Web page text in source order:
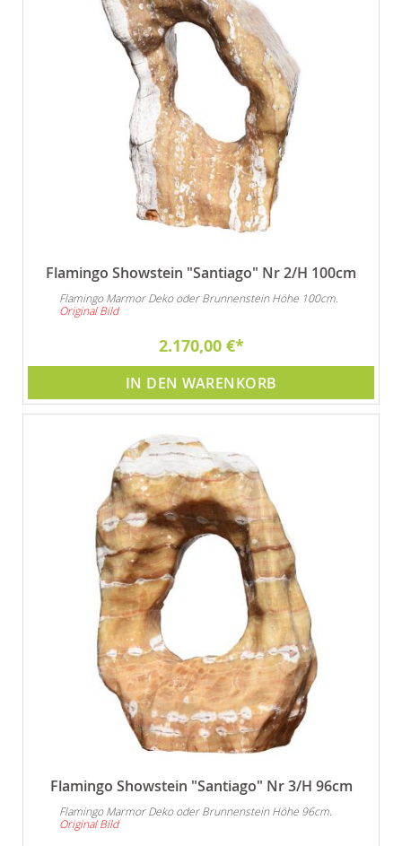
Flamingo Showstein "Santiago" Nr 2/H 100cm
Flamingo Marmor Deko oder Brunnenstein Höhe 100cm.
Original Bild
2.170,00 €
IN DEN WARENKORB
Flamingo Showstein "Santiago" Nr 3/H 96cm
Flamingo Marmor Deko oder Brunnenstein Höhe 96cm.
Original Bild